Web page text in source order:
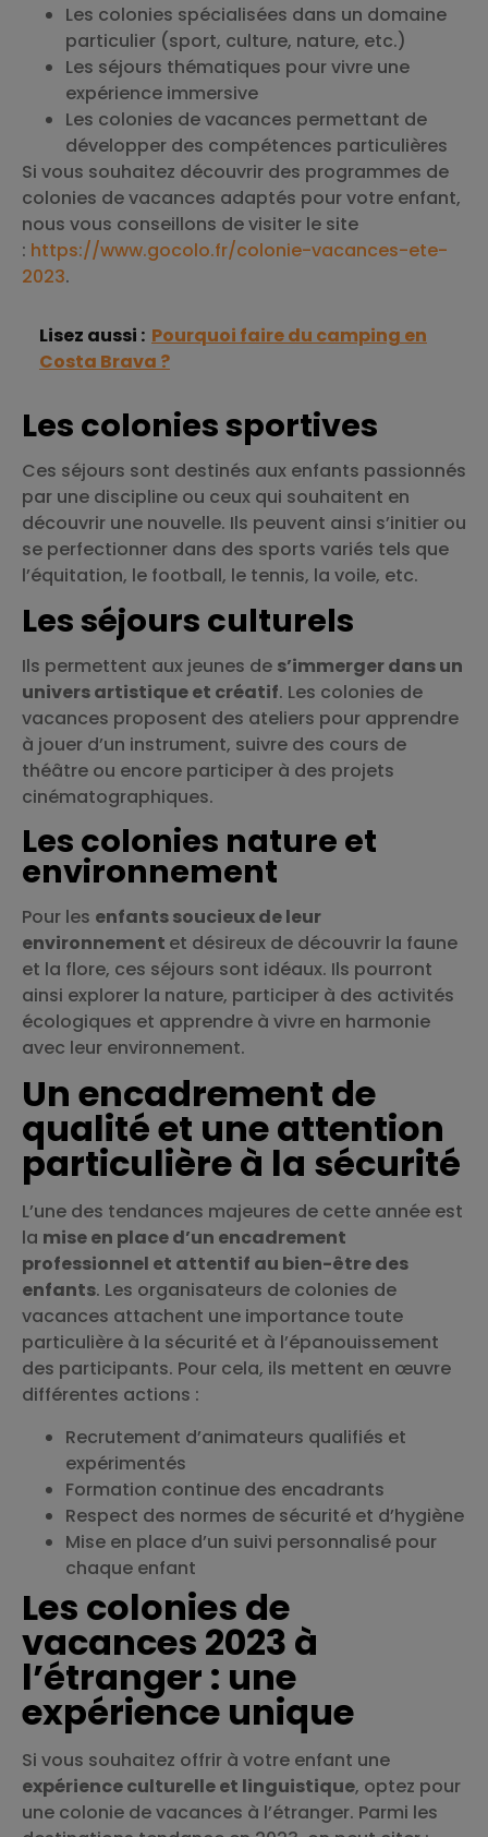
Les colonies spécialisées dans un domaine
particulier (sport, culture, nature, etc.)
Les séjours thématiques pour vivre une
expérience immersive
Les colonies de vacances permettant de
développer des compétences particulières
Si vous souhaitez découvrir des programmes de
colonies de vacances adaptés pour votre enfant,
nous vous conseillons de visiter le site
: https://www.gocolo.fr/colonie-vacances-ete-
2023.
Lisez aussi : Pourquoi faire du camping en
Costa Brava ?
Les colonies sportives
Ces séjours sont destinés aux enfants passionnés
par une discipline ou ceux qui souhaitent en
découvrir une nouvelle. Ils peuvent ainsi s’initier ou
se perfectionner dans des sports variés tels que
l’équitation, le football, le tennis, la voile, etc.
Les séjours culturels
Ils permettent aux jeunes de s’immerger dans un
univers artistique et créatif. Les colonies de
vacances proposent des ateliers pour apprendre
à jouer d’un instrument, suivre des cours de
théâtre ou encore participer à des projets
cinématographiques.
Les colonies nature et
environnement
Pour les enfants soucieux de leur
environnement et désireux de découvrir la faune
et la flore, ces séjours sont idéaux. Ils pourront
ainsi explorer la nature, participer à des activités
écologiques et apprendre à vivre en harmonie
avec leur environnement.
Un encadrement de
qualité et une attention
particulière à la sécurité
L’une des tendances majeures de cette année est
la mise en place d’un encadrement
professionnel et attentif au bien-être des
enfants. Les organisateurs de colonies de
vacances attachent une importance toute
particulière à la sécurité et à l’épanouissement
des participants. Pour cela, ils mettent en œuvre
différentes actions :
Recrutement d’animateurs qualifiés et
expérimentés
Formation continue des encadrants
Respect des normes de sécurité et d’hygiène
Mise en place d’un suivi personnalisé pour
chaque enfant
Les colonies de
vacances 2023 à
l’étranger : une
expérience unique
Si vous souhaitez offrir à votre enfant une
expérience culturelle et linguistique, optez pour
une colonie de vacances à l’étranger. Parmi les